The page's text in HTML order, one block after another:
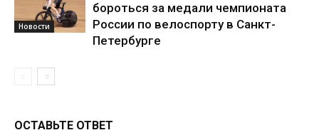
Новости
бороться за медали чемпионата
России по велоспорту в Санкт-
Петербурге
ОСТАВЬТЕ ОТВЕТ